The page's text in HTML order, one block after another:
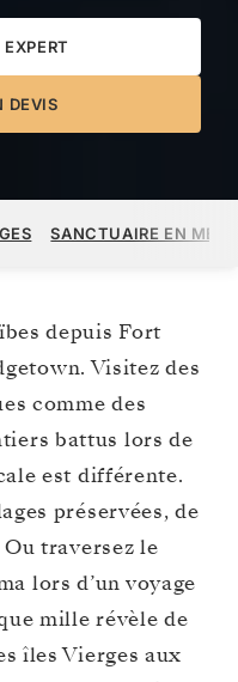
EXPERT
DEVIS
SANCTUAIRE EN MER
depuis Fort
Visitez des
comme des
battus lors de
est différente.
préservées, de
traversez le
lors d’un voyage
mille révèle de
îles Vierges aux